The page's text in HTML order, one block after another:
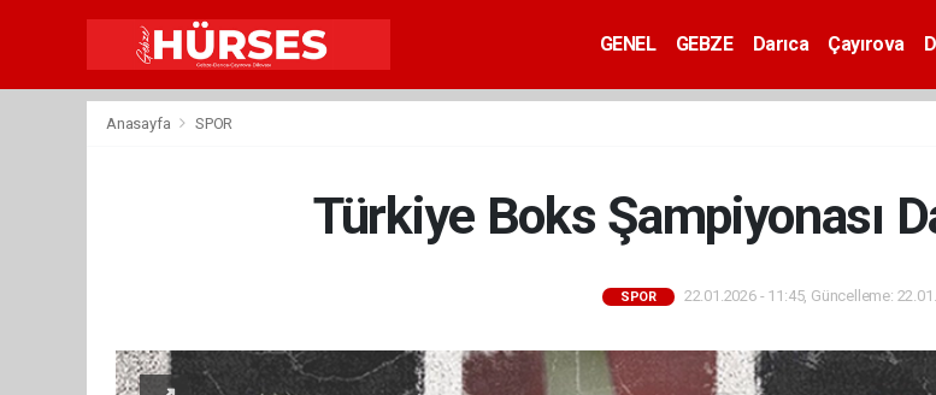
GENEL GEBZE Darıca Çayırova
Anasayfa SPOR
Türkiye Boks Şampiyonası
SPOR 22.01.2026 - 11:45, Güncelleme: